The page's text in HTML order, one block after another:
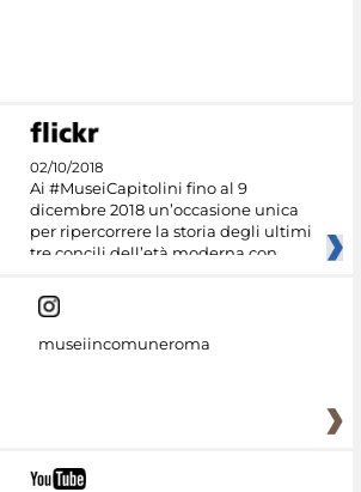
02/10/2018
Ai #MuseiCapitolini fino al 9
dicembre 2018 un’occasione unica
per ripercorrere la storia degli ultimi
tre concili dell’età moderna con
museiincomuneroma